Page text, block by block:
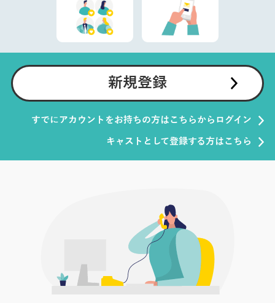
新規登録
すでにアカウントをお持ちの方はこちらからログイン
キャストとして登録する方はこちら